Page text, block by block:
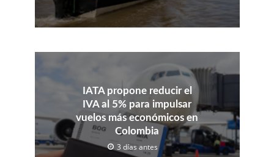
IATA propone reducir el
IVA al 5% para impulsar
vuelos más económicos en
Colombia
3 días antes